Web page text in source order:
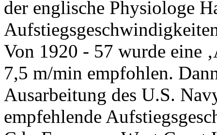
der englische Physiologe
Von 1920 - 57 wurde eine
7,5 m/min empfohlen.
Ausarbeitung des U.S.
empfehlende